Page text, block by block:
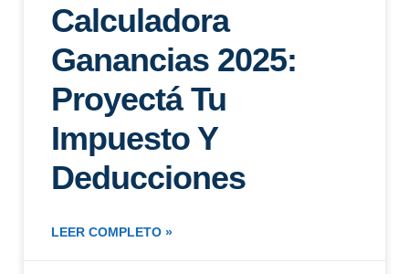
Calculadora
Ganancias 2025:
Proyectá Tu
Impuesto Y
Deducciones
LEER COMPLETO »